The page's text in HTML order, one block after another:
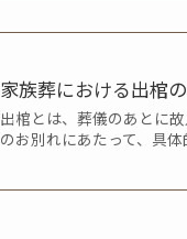
家族葬における出棺
出棺とは、葬儀のあとに
のお別れにあたって、具